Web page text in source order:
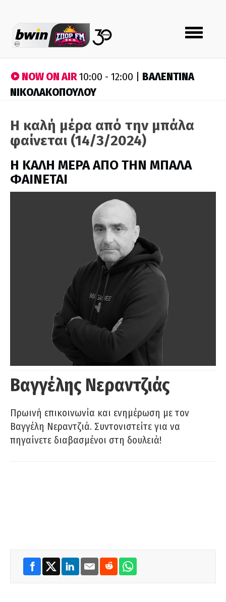
Toggle
navigation
NOW ON AIR10:00 - 12:00 | ΒΑΛΕΝΤΙΝΑ
ΝΙΚΟΛΑΚΟΠΟΥΛΟΥ
Η καλή μέρα από την μπάλα
φαίνεται (14/3/2024)
H ΚΑΛΗ ΜΕΡΑ ΑΠΟ ΤΗΝ ΜΠΑΛΑ
ΦΑΙΝΕΤΑΙ
Βαγγέλης Νεραντζιάς
Πρωινή επικοινωνία και ενημέρωση με τον
Βαγγέλη Νεραντζιά. Συντονιστείτε για να
πηγαίνετε διαβασμένοι στη δουλειά!